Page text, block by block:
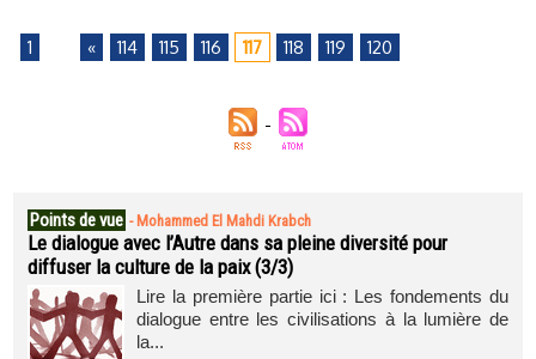
1 « 114 115 116 117 118 119 120
Points de vue - Mohammed El Mahdi Krabch
Le dialogue avec l’Autre dans sa pleine diversité pour
diffuser la culture de la paix (3/3)
Lire la première partie ici : Les fondements du
dialogue entre les civilisations à la lumière de
la...